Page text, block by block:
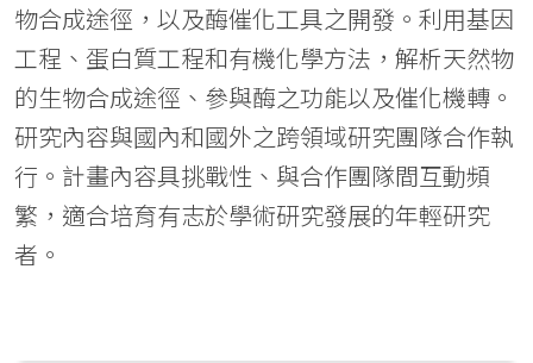
物合成途徑，以及酶催化工具之開發。利用基因
工程、蛋白質工程和有機化學方法，解析天然物
的生物合成途徑、參與酶之功能以及催化機轉。
研究內容與國內和國外之跨領域研究團隊合作執
行。計畫內容具挑戰性、與合作團隊間互動頻
繁，適合培育有志於學術研究發展的年輕研究
者。